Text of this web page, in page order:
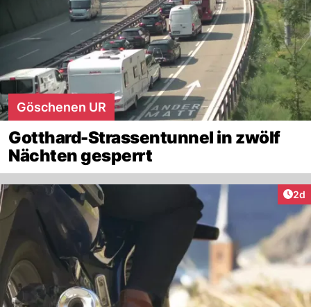
Göschenen UR
Gotthard-Strassentunnel in zwölf
Nächten gesperrt
2d